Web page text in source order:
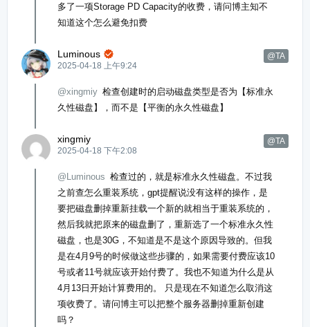
多了一项Storage PD Capacity的收费，请问博主知不
知道这个怎么避免扣费
Luminous @TA

2025-04-18 上午9:24
@xingmiy 检查创建时的启动磁盘类型是否为【标准永
久性磁盘】，而不是【平衡的永久性磁盘】
xingmiy
@TA
2025-04-18 下午2:08
@Luminous 检查过的，就是标准永久性磁盘。不过我
之前查怎么重装系统，gpt提醒说没有这样的操作，是
要把磁盘删掉重新挂载一个新的就相当于重装系统的，
然后我就把原来的磁盘删了，重新选了一个标准永久性
磁盘，也是30G，不知道是不是这个原因导致的。但我
是在4月9号的时候做这些步骤的，如果需要付费应该10
号或者11号就应该开始付费了。我也不知道为什么是从
4月13日开始计算费用的。 只是现在不知道怎么取消这
项收费了。请问博主可以把整个服务器删掉重新创建
吗？